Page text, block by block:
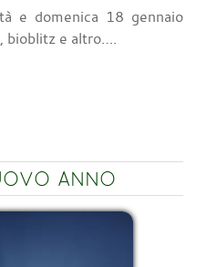
e domenica 18 gennaio
bioblitz e altro….
ANNO